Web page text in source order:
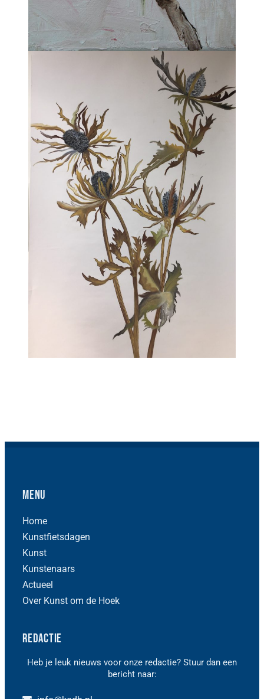
Menu
Home
Kunstfietsdagen
Kunst
Kunstenaars
Actueel
Over Kunst om de Hoek
Redactie
Heb je leuk nieuws voor onze redactie? Stuur dan een
bericht naar: